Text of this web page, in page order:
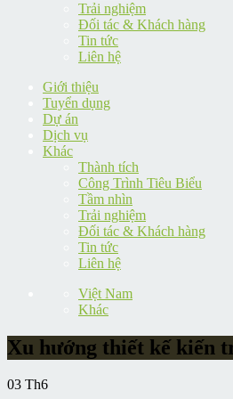
Trải nghiệm
Đối tác & Khách hàng
Tin tức
Liên hệ
Giới thiệu
Tuyển dụng
Dự án
Dịch vụ
Khác
Thành tích
Công Trình Tiêu Biểu
Tầm nhìn
Trải nghiệm
Đối tác & Khách hàng
Tin tức
Liên hệ
Việt Nam
Khác
Xu hướng thiết kế kiến
03 Th6